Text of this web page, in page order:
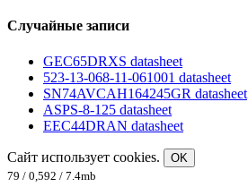
Случайные записи
GEC65DRXS datasheet
523-13-068-11-061001 datasheet
SN74AVCAH164245GR datasheet
ASPS-8-125 datasheet
EEC44DRAN datasheet
Сайт использует cookies.
OK
79 / 0,592 / 7.4mb